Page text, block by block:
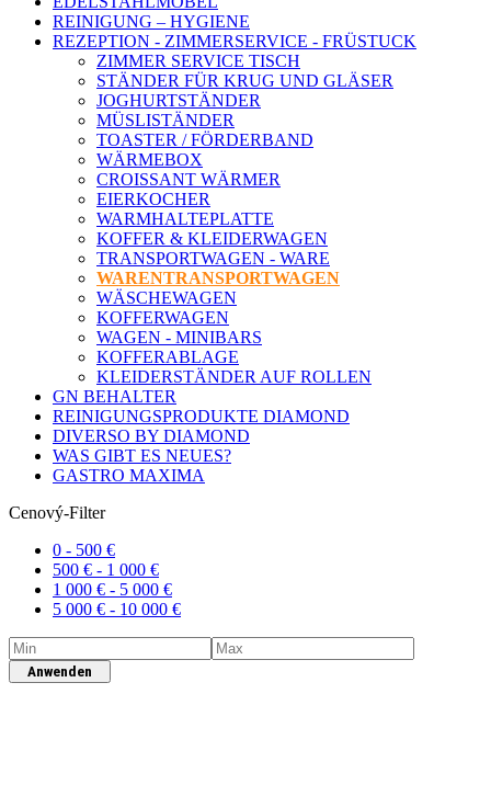
REINIGUNG – HYGIENE
REZEPTION - ZIMMERSERVICE - FRÜSTUCK
ZIMMER SERVICE TISCH
STÄNDER FÜR KRUG UND GLÄSER
JOGHURTSTÄNDER
MÜSLISTÄNDER
TOASTER / FÖRDERBAND
WÄRMEBOX
CROISSANT WÄRMER
EIERKOCHER
WARMHALTEPLATTE
KOFFER & KLEIDERWAGEN
TRANSPORTWAGEN - WARE
WARENTRANSPORTWAGEN
WÄSCHEWAGEN
KOFFERWAGEN
WAGEN - MINIBARS
KOFFERABLAGE
KLEIDERSTÄNDER AUF ROLLEN
GN BEHALTER
REINIGUNGSPRODUKTE DIAMOND
DIVERSO BY DIAMOND
WAS GIBT ES NEUES?
GASTRO MAXIMA
Cenový-Filter
0 - 500 €
500 € - 1 000 €
1 000 € - 5 000 €
5 000 € - 10 000 €
Anwenden